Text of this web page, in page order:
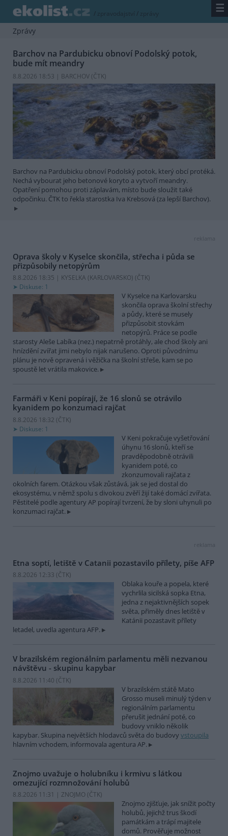
/ zpravodajství / zprávy ☰
Zprávy
Barchov na Pardubicku obnoví Podolský potok,
bude mít meandry
8.8.2026 18:53 | BARCHOV (ČTK)
Barchov na Pardubicku obnoví Podolský potok, který obcí protéká.
Nechá vybourat jeho betonové koryto a vytvoří meandry.
Opatření pomohou proti záplavám, místo bude sloužit také
odpočinku. ČTK to řekla starostka Iva Krebsová (za lepší Barchov).
reklama
Oprava školy v Kyselce skončila, střecha i půda se
přizpůsobily netopýrům
8.8.2026 18:35 | KYSELKA (KARLOVARSKO) (ČTK)
Diskuse: 1
V Kyselce na Karlovarsku
skončila oprava školní střechy
a půdy, které se musely
přizpůsobit stovkám
netopýrů. Práce se podle
starosty Aleše Labíka (nez.) nepatrně protáhly, ale chod školy ani
hnízdění zvířat jimi nebylo nijak narušeno. Oproti původnímu
plánu je nově opravená i věžička na školní střeše, kam se po
spoustě let vrátila makovice.
Farmáři v Keni popírají, že 16 slonů se otrávilo
kyanidem po konzumaci rajčat
8.8.2026 18:32 (ČTK)
Diskuse: 1
V Keni pokračuje vyšetřování
úhynu 16 slonů, kteří se
pravděpodobně otrávili
kyanidem poté, co
zkonzumovali rajčata z
okolních farem. Otázkou však zůstává, jak se jed dostal do
ekosystému, v němž spolu s divokou zvěří žijí také domácí zvířata.
Pěstitelé podle agentury AP popírají tvrzení, že by sloni uhynuli po
konzumaci rajčat.
reklama
Etna soptí, letiště v Catanii pozastavilo přílety, píše AFP
8.8.2026 12:33 (ČTK)
Oblaka kouře a popela, které
vychrlila sicilská sopka Etna,
jedna z nejaktivnějších sopek
světa, přiměly dnes letiště v
Katánii pozastavit přílety
letadel, uvedla agentura AFP.
V brazilském regionálním parlamentu měli nezvanou
návštěvu - skupinu kapybar
8.8.2026 11:40 (ČTK)
V brazilském státě Mato
Grosso museli minulý týden v
regionálním parlamentu
přerušit jednání poté, co
budovy vniklo několik
kapybar. Skupina největších hlodavců světa do budovy vstoupila
hlavním vchodem, informovala agentura AP.
Znojmo uvažuje o holubníku i krmivu s látkou
omezující rozmnožování holubů
8.8.2026 11:31 | ZNOJMO (ČTK)
Znojmo zjišťuje, jak snížit počty
holubů, jejichž trus škodí
památkám a trápí majitele
domů. Prověřuje možnost